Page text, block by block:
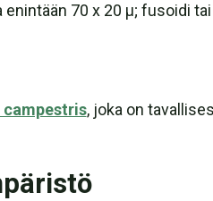
70 x 20 µ; fusoidi
, joka on